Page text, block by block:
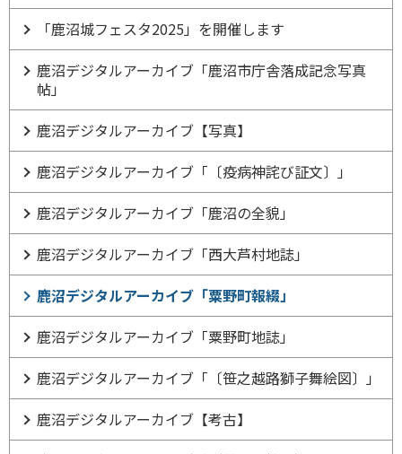
「鹿沼城フェスタ2025」を開催します
鹿沼デジタルアーカイブ「鹿沼市庁舎落成記念写真
帖」
鹿沼デジタルアーカイブ【写真】
鹿沼デジタルアーカイブ「〔疫病神詫び証文〕」
鹿沼デジタルアーカイブ「鹿沼の全貌」
鹿沼デジタルアーカイブ「西大芦村地誌」
鹿沼デジタルアーカイブ「粟野町報綴」
鹿沼デジタルアーカイブ「粟野町地誌」
鹿沼デジタルアーカイブ「〔笹之越路獅子舞絵図〕」
鹿沼デジタルアーカイブ【考古】